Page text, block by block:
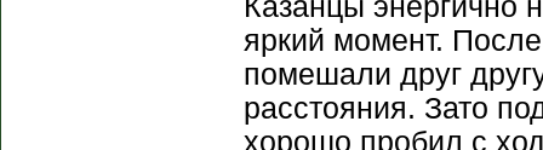
Казанцы энергично
яркий момент.
помешали друг
расстояния. Зато
хорошо пробил с